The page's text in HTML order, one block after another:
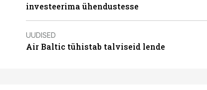
investeerima ühendustesse
UUDISED
Air Baltic tühistab talviseid lende